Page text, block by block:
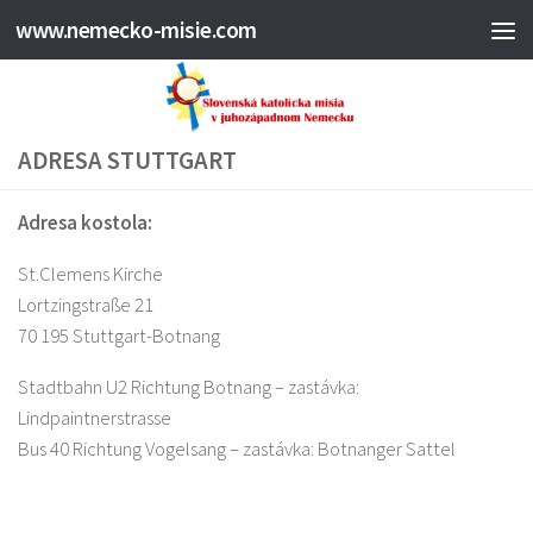
www.nemecko-misie.com
ADRESA STUTTGART
Adresa kostola:
St.Clemens Kirche
Lortzingstraße 21
70 195 Stuttgart-Botnang
Stadtbahn U2 Richtung Botnang – zastávka:
Lindpaintnerstrasse
Bus 40 Richtung Vogelsang – zastávka: Botnanger Sattel